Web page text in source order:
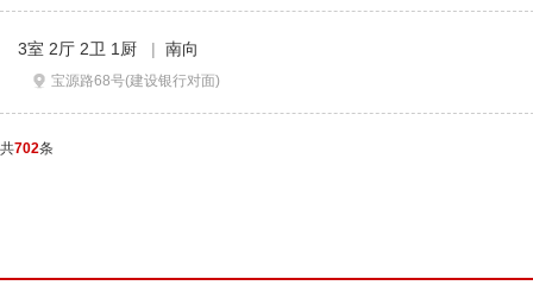
3室 2厅 2卫 1厨 | 南向
宝源路68号(建设银行对面)
共702条